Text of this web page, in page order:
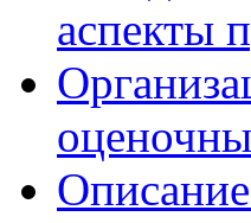
аспекты